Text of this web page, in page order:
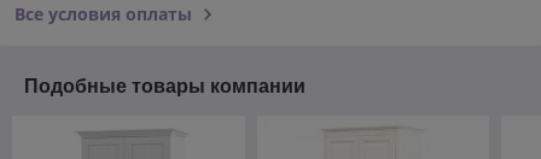
Все условия оплаты
Подобные товары компании